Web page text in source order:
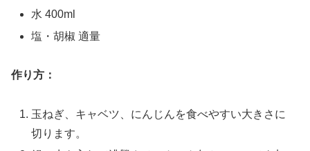
水 400ml
塩・胡椒 適量
作り方：
玉ねぎ、キャベツ、にんじんを食べやすい大きさに
切ります。